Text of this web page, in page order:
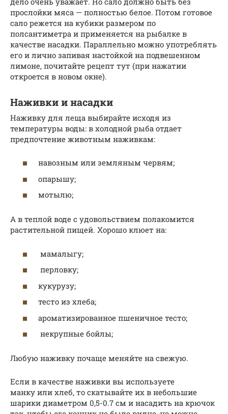
прослойки мяса — полностью белое. Потом готовое
сало режется на кубики размером по
полсантиметра и применяется на рыбалке в
качестве насадки. Параллельно можно употреблять
его и лично запивая настойкой на подвешенном
лимоне, почитайте рецепт тут (при нажатии
откроется в новом окне).
Наживки и насадки
Наживку для леща выбирайте исходя из
температуры воды: в холодной рыба отдает
предпочтение животным наживкам:
навозным или земляным червям;
опарышу;
мотылю;
А в теплой воде с удовольствием полакомится
растительной пищей. Хорошо клюет на:
мамалыгу;
перловку;
кукурузу;
тесто из хлеба;
ароматизированное пшеничное тесто;
некрупные бойлы;
Любую наживку почаще меняйте на свежую.
Если в качестве наживки вы используете
манку или хлеб, то скатывайте их в небольшие
шарики диаметром 0,5-0.7 см и насадить на крючок